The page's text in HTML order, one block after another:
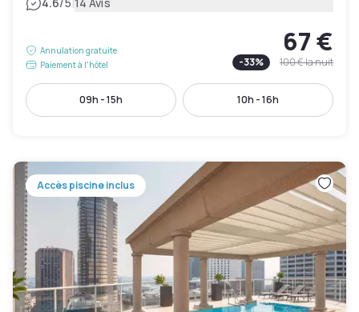
Annulation gratuite
Paiement à l'hôtel
67 €
-33% 100 €la nuit
09h - 15h 10h - 16h
Accès piscine inclus